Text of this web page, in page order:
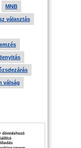
MNB
választás
válság